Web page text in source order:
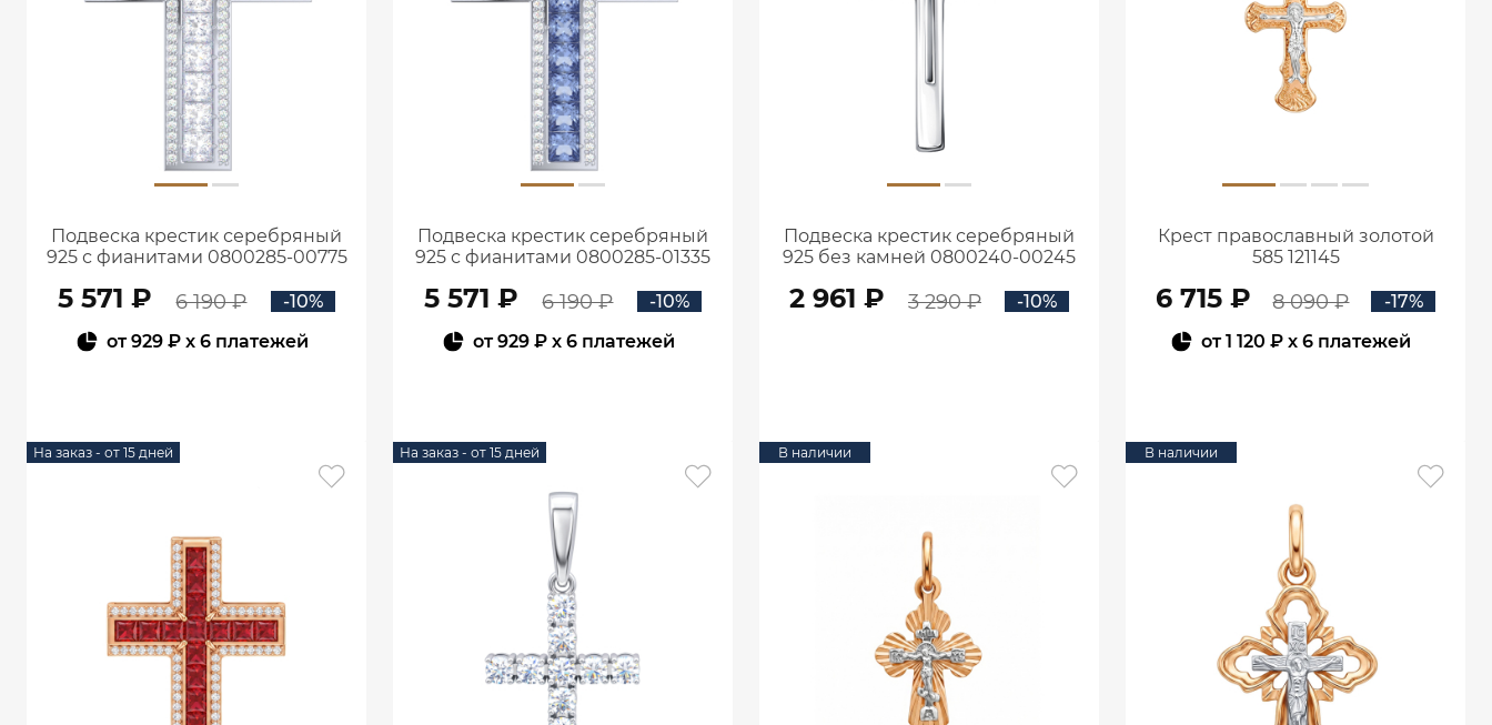
Подвеска крестик серебряный
925 с фианитами 0800285-00775
5 571 ₽ 6 190 ₽
-10%
от929 ₽x 6 платежей
Подвеска крестик серебряный
925 с фианитами 0800285-01335
5 571 ₽ 6 190 ₽
-10%
от929 ₽x 6 платежей
Подвеска крестик серебряный
925 без камней 0800240-00245
2 961 ₽ 3 290 ₽ -10%
Крест православный золотой
585 121145
6 715 ₽ 8 090 ₽
-17%
от1 120 ₽ x 6 платежей
На заказ - от 15 дней На заказ - от 15 дней В наличии В наличии